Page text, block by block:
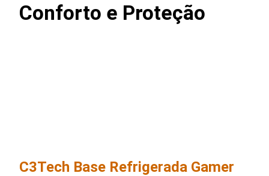
Conforto e Proteção
C3Tech Base Refrigerada Gamer